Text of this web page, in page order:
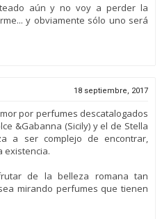
aún y no voy a perder la
y obviamente sólo uno será
18 septiembre, 2017
por perfumes descatalogados
&Gabanna (Sicily) y el de Stella
a ser complejo de encontrar,
existencia.
de la belleza romana tan
mirando perfumes que tienen